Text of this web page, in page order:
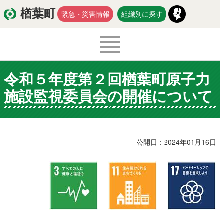
楢葉町 緊急・災害情報 組織別に探す
くらし・環境 出産・子育て
医療・健康・福祉 教育・文化・スポーツ
商工・労働 新産業
令和５年度第２回楢葉町原子力
施設監視委員会の開催について
公開日：2024年01月16日